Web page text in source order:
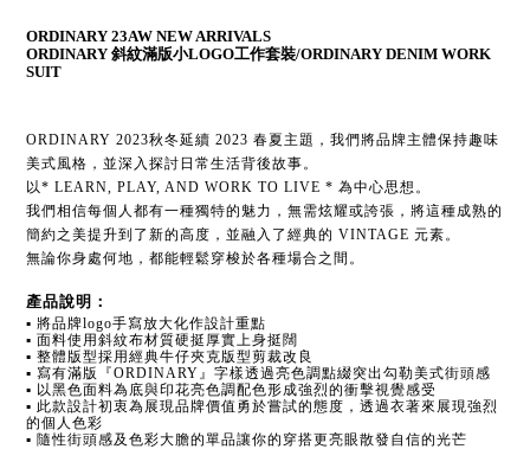
ORDINARY 23AW NEW ARRIVALS
ORDINARY 斜紋滿版小LOGO工作套裝/ORDINARY DENIM WORK
SUIT
ORDINARY 2023秋冬延續 2023 春夏主題，我們將品牌主體保持趣味
美式風格，並深入探討日常生活背後故事。
以* LEARN, PLAY, AND WORK TO LIVE * 為中心思想。
我們相信每個人都有一種獨特的魅力，無需炫耀或誇張，將這種成熟的
簡約之美提升到了新的高度，並融入了經典的 VINTAGE 元素。
無論你身處何地，都能輕鬆穿梭於各種場合之間。
產品說明：
▪ 將品牌logo手寫放大化作設計重點
▪ 面料使用斜紋布材質硬挺厚實上身挺闊
▪ 整體版型採用經典牛仔夾克版型剪裁改良
▪ 寫有滿版『ORDINARY』字樣透過亮色調點綴突出勾勒美式街頭感
▪ 以黑色面料為底與印花亮色調配色形成強烈的衝擊視覺感受
▪ 此款設計初衷為展現品牌價值勇於嘗試的態度，透過衣著來展現強烈
的個人色彩
▪ 隨性街頭感及色彩大膽的單品讓你的穿搭更亮眼散發自信的光芒